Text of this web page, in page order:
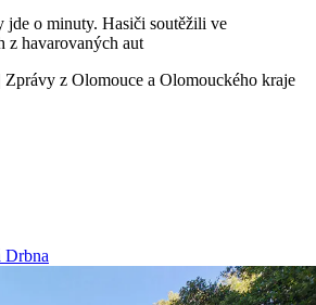
o minuty. Hasiči soutěžili ve
z havarovaných aut
Zprávy z Olomouce a Olomouckého kraje
Drbna